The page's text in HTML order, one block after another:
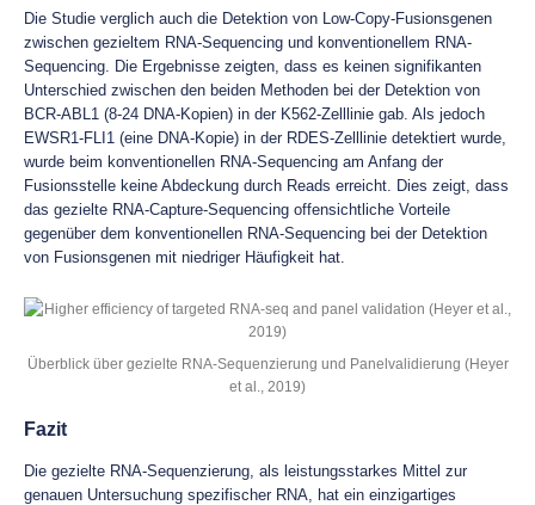
Die Studie verglich auch die Detektion von Low-Copy-Fusionsgenen
zwischen gezieltem RNA-Sequencing und konventionellem RNA-
Sequencing. Die Ergebnisse zeigten, dass es keinen signifikanten
Unterschied zwischen den beiden Methoden bei der Detektion von
BCR-ABL1 (8-24 DNA-Kopien) in der K562-Zelllinie gab. Als jedoch
EWSR1-FLI1 (eine DNA-Kopie) in der RDES-Zelllinie detektiert wurde,
wurde beim konventionellen RNA-Sequencing am Anfang der
Fusionsstelle keine Abdeckung durch Reads erreicht. Dies zeigt, dass
das gezielte RNA-Capture-Sequencing offensichtliche Vorteile
gegenüber dem konventionellen RNA-Sequencing bei der Detektion
von Fusionsgenen mit niedriger Häufigkeit hat.
Überblick über gezielte RNA-Sequenzierung und Panelvalidierung (Heyer
et al., 2019)
Fazit
Die gezielte RNA-Sequenzierung, als leistungsstarkes Mittel zur
genauen Untersuchung spezifischer RNA, hat ein einzigartiges